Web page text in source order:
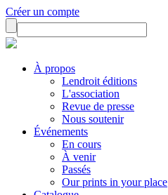
Créer un compte
À propos
Lendroit éditions
L'association
Revue de presse
Nous soutenir
Événements
En cours
À venir
Passés
Our prints in your place